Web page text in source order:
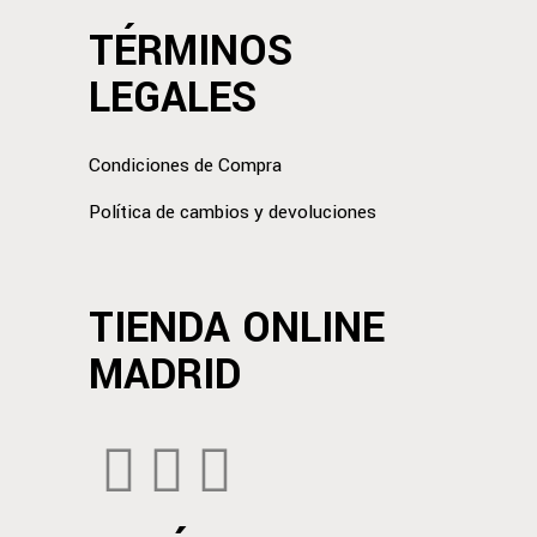
TÉRMINOS
LEGALES
Condiciones de Compra
Política de cambios y devoluciones
TIENDA ONLINE
MADRID